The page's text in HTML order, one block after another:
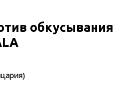
обкусывания